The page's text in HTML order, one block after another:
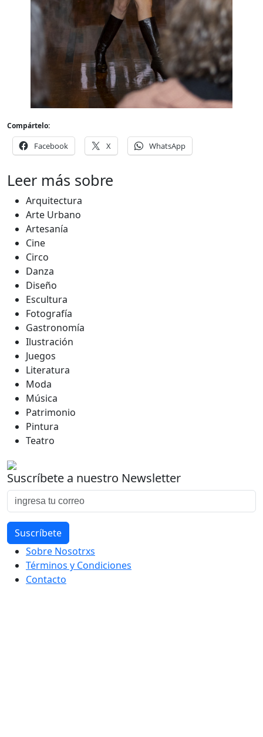
Compártelo:
Facebook X WhatsApp
Leer más sobre
Arquitectura
Arte Urbano
Artesanía
Cine
Circo
Danza
Diseño
Escultura
Fotografía
Gastronomía
Ilustración
Juegos
Literatura
Moda
Música
Patrimonio
Pintura
Teatro
Suscríbete a nuestro Newsletter
Sobre Nosotrxs
Términos y Condiciones
Contacto